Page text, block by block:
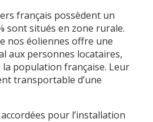
français possèdent un
sont situés en zone rurale.
nos éoliennes offre une
aux personnes locataires,
population française. Leur
transportable d’une
pour l’installation